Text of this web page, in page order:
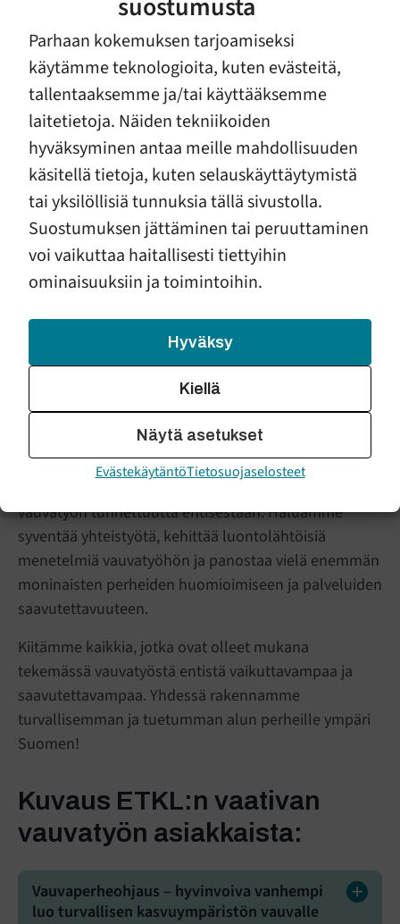
Parhaan kokemuksen tarjoamiseksi
käytämme teknologioita, kuten evästeitä,
tallentaaksemme ja/tai käyttääksemme
laitetietoja. Näiden tekniikoiden
hyväksyminen antaa meille mahdollisuuden
käsitellä tietoja, kuten selauskäyttäytymistä
tai yksilöllisiä tunnuksia tällä sivustolla.
Suostumuksen jättäminen tai peruuttaminen
voi vaikuttaa haitallisesti tiettyihin
ominaisuuksiin ja toimintoihin.
Hyväksy
Kiellä
Näytä asetukset
EvästekäytäntöTietosuojaselosteet
Haasteet ja huoli ensikotien
tulevaisuudesta
Vaikka olemme saavuttaneet paljon, tulevaisuus tuo
myös huolia. Erityisesti ensikotien tulevaisuus
herättää meissä huolta.
Hyvinvointialueiden taloudellinen tilanne on johtanut
palveluiden ostojen vähenemiseen, mikä on
hankaloittanut asiakkaille tarjottavan avun saantia.
Haasteiden voittaminen vaatii innovatiivisia ratkaisuja
ja vaikuttamistyötä.
Vauvoilla on oikeus saada parasta mahdollista tukea
– juuri sitä, mitä he tarvitsevat.
Kohti vuotta 2025 – tavoitteet
ja unelmat
vauvatyön tunnettuutta entisestään. Haluamme
syventää yhteistyötä, kehittää luontolähtöisiä
menetelmiä vauvatyöhön ja panostaa vielä enemmän
moninaisten perheiden huomioimiseen ja palveluiden
saavutettavuuteen.
Kiitämme kaikkia, jotka ovat olleet mukana
tekemässä vauvatyöstä entistä vaikuttavampaa ja
saavutettavampaa. Yhdessä rakennamme
turvallisemman ja tuetumman alun perheille ympäri
Suomen!
Kuvaus ETKL:n vaativan
vauvatyön asiakkaista:
Vauvaperheohjaus – hyvinvoiva vanhempi
luo turvallisen kasvuympäristön vauvalle